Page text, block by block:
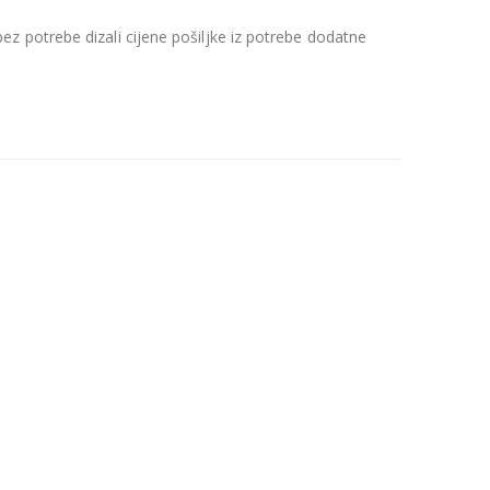
potrebe dizali cijene pošiljke iz potrebe dodatne